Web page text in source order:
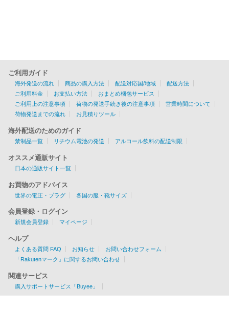
ご利用ガイド
海外発送の流れ 商品の購入方法 配送対応国/地域
配送方法
ご利用料金
お支払い方法
おまとめ梱包サービス
ご利用上の注意事項
荷物の発送手続き後の注意事項
営業時間について
荷物発送までの流れ
お見積りツール
海外配送のためのガイド
禁制品一覧 リチウム電池の発送 アルコール飲料の配送制限
オススメ通販サイト
日本の通販サイト一覧
お買物のアドバイス
世界の電圧・プラグ 各国の服・靴サイズ
会員登録・ログイン
新規会員登録 マイページ
ヘルプ
よくある質問 FAQ お知らせ
お問い合わせフォーム
「Rakutenマーク」に関するお問い合わせ
関連サービス
購入サポートサービス「Buyee」